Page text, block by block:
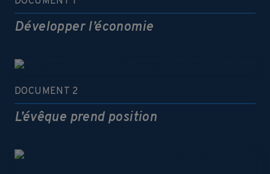
Développer l’économie
DOCUMENT 2
L’évêque prend position